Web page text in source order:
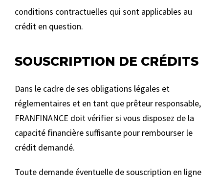
conditions contractuelles qui sont applicables au
crédit en question.
SOUSCRIPTION DE CRÉDITS
Dans le cadre de ses obligations légales et
réglementaires et en tant que prêteur responsable,
FRANFINANCE doit vérifier si vous disposez de la
capacité financière suffisante pour rembourser le
crédit demandé.
Toute demande éventuelle de souscription en ligne